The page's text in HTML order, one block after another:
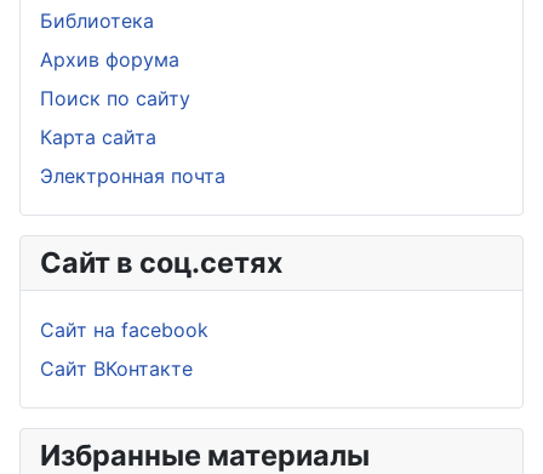
Библиотека
Архив форума
Поиск по сайту
Карта сайта
Электронная почта
Сайт в соц.сетях
Сайт на facebook
Сайт ВКонтакте
Избранные материалы